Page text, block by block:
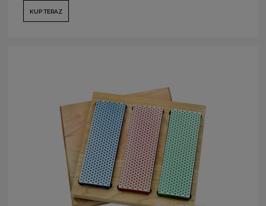
KUP TERAZ